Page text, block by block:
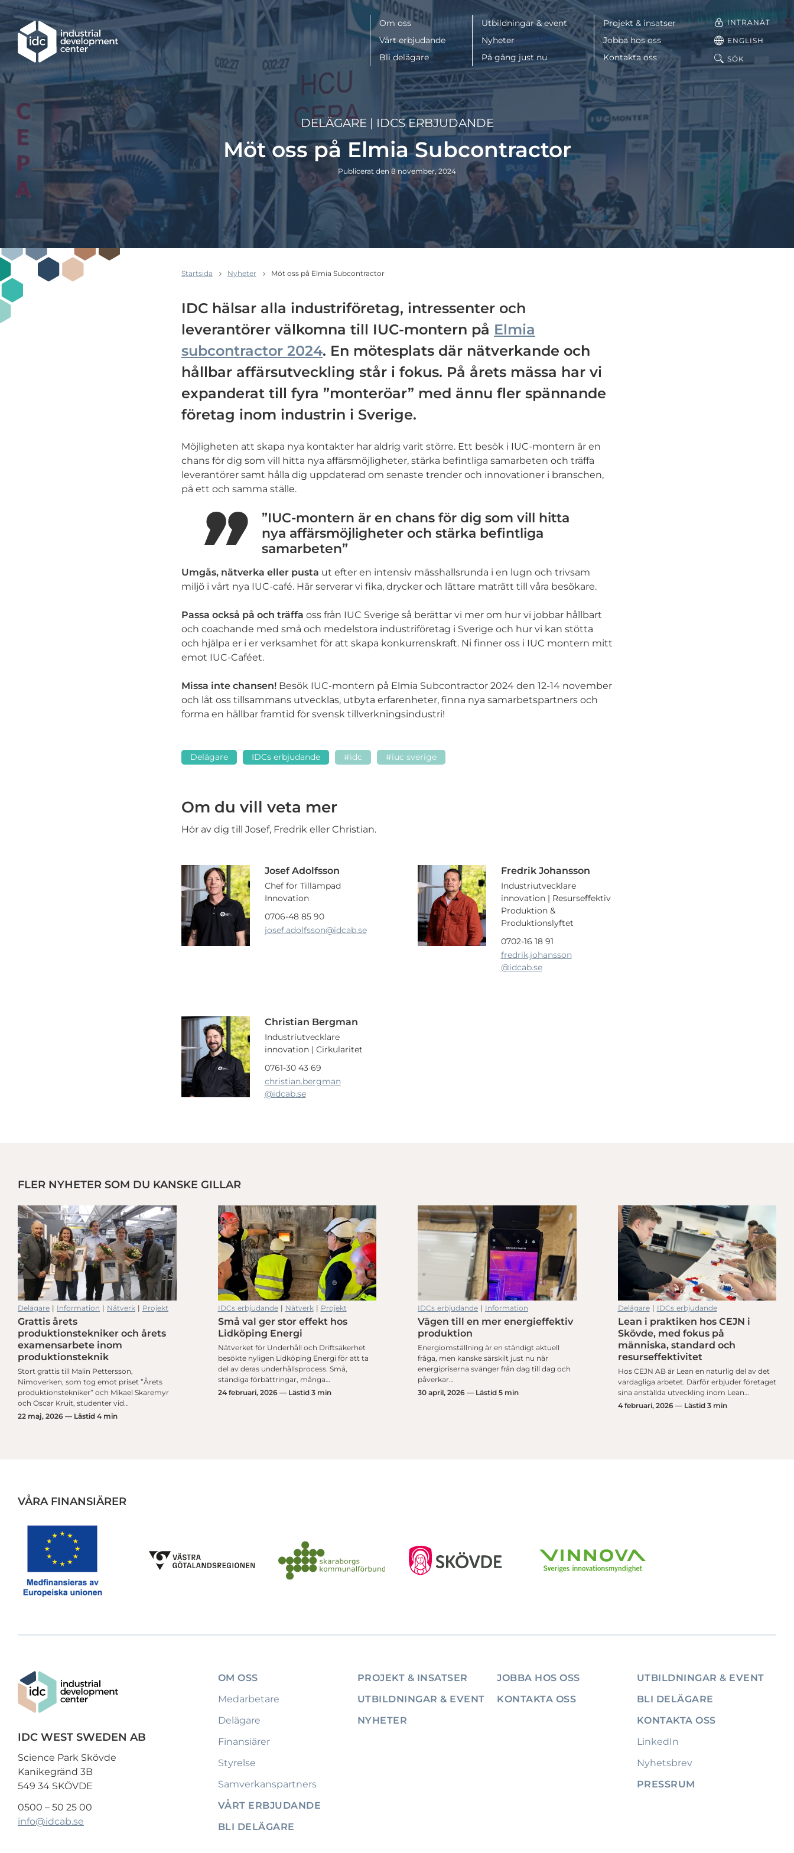
Hoppa till huvudinnehållet
Meny
Om oss
Vårt erbjudande
Bli delägare
Utbildningar & event
Nyheter
På gång just nu
Projekt & insatser
Jobba hos oss
Kontakta oss
INTRANÄT
ENGLISH
SÖK
DELÄGARE| IDCS ERBJUDANDE
Möt oss på Elmia Subcontractor
Publicerat den 8 november, 2024
Startsida Nyheter Möt oss på Elmia Subcontractor
IDC hälsar alla industriföretag, intressenter och
leverantörer välkomna till IUC-montern på Elmia
subcontractor 2024. En mötesplats där nätverkande och
hållbar affärsutveckling står i fokus. På årets mässa har vi
expanderat till fyra ”monteröar” med ännu fler spännande
företag inom industrin i Sverige.
Möjligheten att skapa nya kontakter har aldrig varit större. Ett besök i IUC-montern är en
chans för dig som vill hitta nya affärsmöjligheter, stärka befintliga samarbeten och träffa
leverantörer samt hålla dig uppdaterad om senaste trender och innovationer i branschen,
på ett och samma ställe.
”IUC-montern är en chans för dig som vill hitta
nya affärsmöjligheter och stärka befintliga
samarbeten”
Umgås, nätverka eller pusta ut efter en intensiv mässhallsrunda i en lugn och trivsam
miljö i vårt nya IUC-café. Här serverar vi fika, drycker och lättare maträtt till våra besökare.
Passa också på och träffa oss från IUC Sverige så berättar vi mer om hur vi jobbar hållbart
och coachande med små och medelstora industriföretag i Sverige och hur vi kan stötta
och hjälpa er i er verksamhet för att skapa konkurrenskraft. Ni finner oss i IUC montern mitt
emot IUC-Caféet.
Missa inte chansen! Besök IUC-montern på Elmia Subcontractor 2024 den 12-14 november
och låt oss tillsammans utvecklas, utbyta erfarenheter, finna nya samarbetspartners och
forma en hållbar framtid för svensk tillverkningsindustri!
Delägare IDCs erbjudande #idc #iuc sverige
Om du vill veta mer
Hör av dig till Josef, Fredrik eller Christian.
Josef Adolfsson
Chef för Tillämpad
Innovation
0706-48 85 90
josef.adolfsson@idcab.se
Fredrik Johansson
Industriutvecklare
innovation | Resurseffektiv
Produktion &
Produktionslyftet
0702-16 18 91
fredrik.johansson
@idcab.se
Christian Bergman
Industriutvecklare
innovation | Cirkularitet
0761-30 43 69
christian.bergman
@idcab.se
LinkedIn
Mail
FLER NYHETER SOM DU KANSKE GILLAR
Delägare | Information | Nätverk | Projekt
Grattis årets
produktionstekniker och årets
examensarbete inom
produktionsteknik
Stort grattis till Malin Pettersson,
Nimoverken, som tog emot priset ”Årets
produktionstekniker” och Mikael Skaremyr
och Oscar Kruit, studenter vid…
22 maj, 2026 — Lästid 4 min
IDCs erbjudande| Nätverk| Projekt
Små val ger stor effekt hos
Lidköping Energi
Nätverket för Underhåll och Driftsäkerhet
besökte nyligen Lidköping Energi för att ta
del av deras underhållsprocess. Små,
ständiga förbättringar, många…
24 februari, 2026 — Lästid 3 min
IDCs erbjudande | Information
Vägen till en mer energieffektiv
produktion
Energiomställning är en ständigt aktuell
fråga, men kanske särskilt just nu när
energipriserna svänger från dag till dag och
påverkar…
30 april, 2026 — Lästid 5 min
Lean i praktiken hos CEJN i Skövde, med fokus på människa, standard och resurseffektivitet
Delägare| IDCs erbjudande
Lean i praktiken hos CEJN i Skövde, med fokus på människa, standard och resurseffektivitet
Lean i praktiken hos CEJN i
Skövde, med fokus på
människa, standard och
resurseffektivitet
Hos CEJN AB är Lean en naturlig del av det
vardagliga arbetet. Därför erbjuder företaget
sina anställda utveckling inom Lean…
4 februari, 2026 — Lästid 3 min
VÅRA FINANSIÄRER
IDC WEST SWEDEN AB
Science Park Skövde
Kanikegränd 3B
549 34 SKÖVDE
0500 – 50 25 00
info@idcab.se
OM OSS
Medarbetare
Delägare
Finansiärer
Styrelse
Samverkanspartners
VÅRT ERBJUDANDE
BLI DELÄGARE
PROJEKT & INSATSER
UTBILDNINGAR & EVENT
NYHETER
JOBBA HOS OSS
KONTAKTA OSS
UTBILDNINGAR & EVENT
BLI DELÄGARE
KONTAKTA OSS
LinkedIn
Nyhetsbrev
PRESSRUM